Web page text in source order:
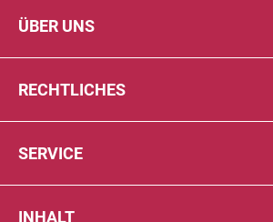
ÜBER UNS
RECHTLICHES
SERVICE
INHALT